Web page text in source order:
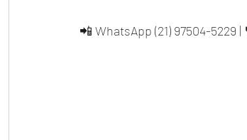
📲 WhatsApp (21) 97504-